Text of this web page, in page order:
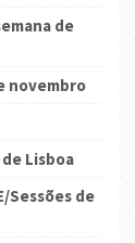
de
novembro
Lisboa
Sessões de